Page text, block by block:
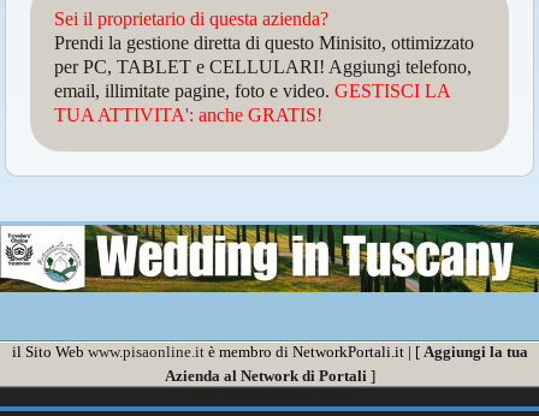
Sei il proprietario di questa azienda?
Prendi la gestione diretta di questo Minisito, ottimizzato
per PC, TABLET e CELLULARI! Aggiungi telefono,
email, illimitate pagine, foto e video.GESTISCI LA
TUA ATTIVITA': anche GRATIS!
il Sito Web www.pisaonline.itè membro di NetworkPortali.it | [ Aggiungi la tua
Azienda al Network di Portali ]